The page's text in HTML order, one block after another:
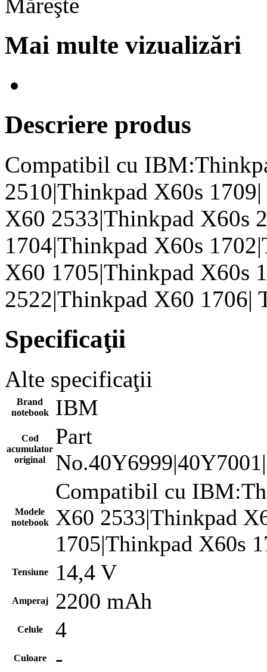
Mai multe vizualizări
Descriere produs
Compatibil cu
2510|Thinkpad X60s
X60 2533|Thinkpad X60s
1704|Thinkpad X60s
X60 1705|Thinkpad X60s
2522|Thinkpad X60 1706|
Specificaţii
Alte specificaţii
Brand
notebook
IBM
Cod
acumulator
original
Part
Modele
notebook
Compatibil cu
X60 2533|Thinkpad
1705|Thinkpad X60s
Tensiune 14,4 V
Amperaj 2200 mAh
Celule 4
Culoare -